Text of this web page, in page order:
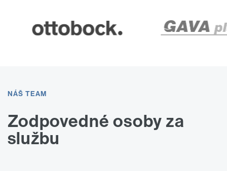
NÁŠ TEAM
Zodpovedné osoby za
službu